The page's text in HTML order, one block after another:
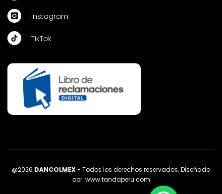
Instagram
TikTok
@2026 DANCOLMEX - Todos los derechos reservados. Diseñado
por: www.tandaperu.com